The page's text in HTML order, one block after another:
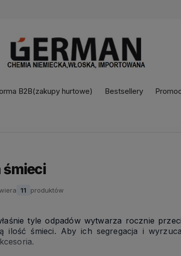
B2B(zakupy hurtowe) Bestsellery
śmieci
11 produktów
tyle odpadów wytwarza rocznie
ilość śmieci. Aby ich segregacja i